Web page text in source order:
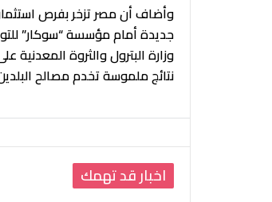
وأضاف أن مصر تزخر بفرص
جديدة أمام مؤسسة “سوكار”
وزارة البترول والثروة المعدنية
نتائج ملموسة تخدم مصالح
اخبار قد تهمك